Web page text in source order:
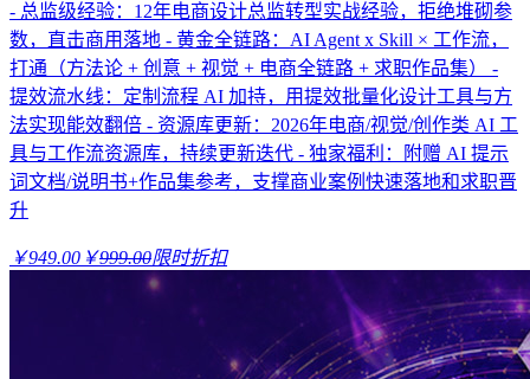
- 总监级经验：12年电商设计总监转型实战经验，拒绝堆砌参
数，直击商用落地 - 黄金全链路：AI Agent x Skill × 工作流，
打通（方法论 + 创意 + 视觉 + 电商全链路 + 求职作品集） -
提效流水线：定制流程 AI 加持，用提效批量化设计工具与方
法实现能效翻倍 - 资源库更新：2026年电商/视觉/创作类 AI 工
具与工作流资源库，持续更新迭代 - 独家福利：附赠 AI 提示
词文档/说明书+作品集参考，支撑商业案例快速落地和求职晋
升
￥949.00 ￥999.00限时折扣